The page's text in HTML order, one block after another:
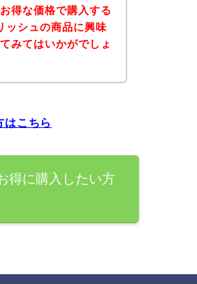
得な価格で購入する
ッシュの商品に興味
みてはいかがでしょ
はこちら
得に購入したい方